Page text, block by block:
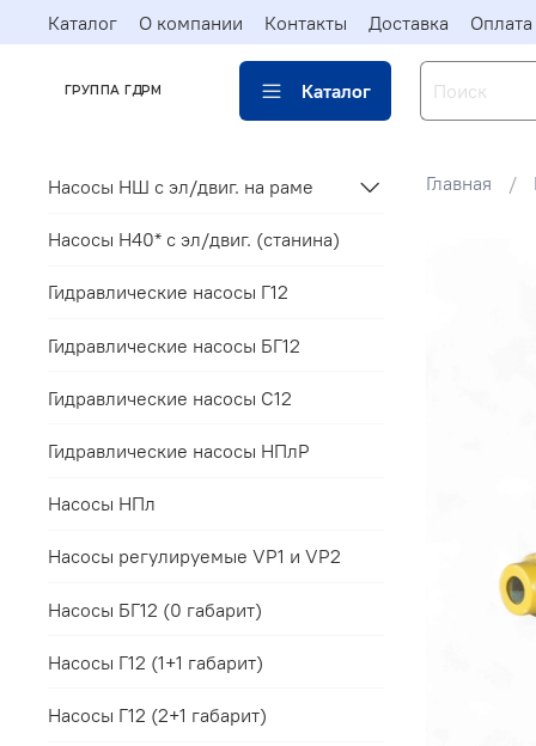
Каталог О компании Контакты Доставка Оплата
ГРУППА ГДРМ Каталог
Главная
Насосы НШ с эл/двиг. на раме
Насосы Н40* c эл/двиг. (станина)
Гидравлические насосы Г12
Гидравлические насосы БГ12
Гидравлические насосы С12
Гидравлические насосы НПлР
Насосы НПл
Насосы регулируемые VP1 и VP2
Насосы БГ12 (0 габарит)
Насосы Г12 (1+1 габарит)
Насосы Г12 (2+1 габарит)